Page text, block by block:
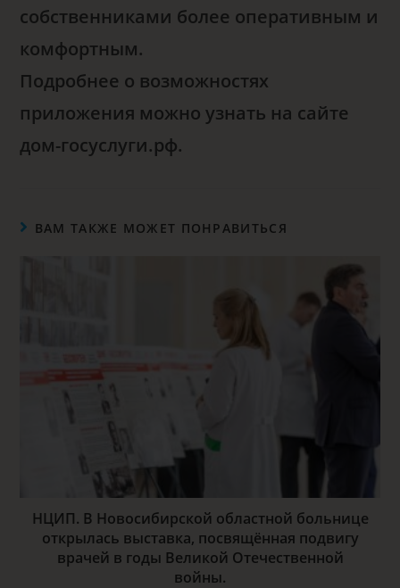
собственниками более оперативным и
комфортным.
Подробнее о возможностях
приложения можно узнать на сайте
дом-госуслуги.рф.
ВАМ ТАКЖЕ МОЖЕТ ПОНРАВИТЬСЯ
НЦИП. В Новосибирской областной больнице
открылась выставка, посвящённая подвигу
врачей в годы Великой Отечественной
войны.